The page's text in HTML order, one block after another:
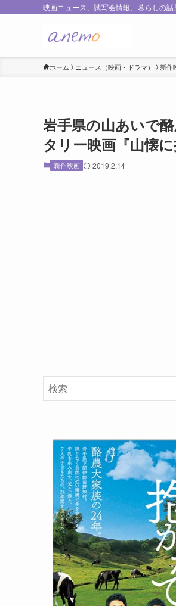
映画ニュース、試写会情報、暮らしの
ホーム ニュース（映画・ドラマ） 新作
岩手県の山あいで
タリー映画『山懐
新作映画 2019.2.14